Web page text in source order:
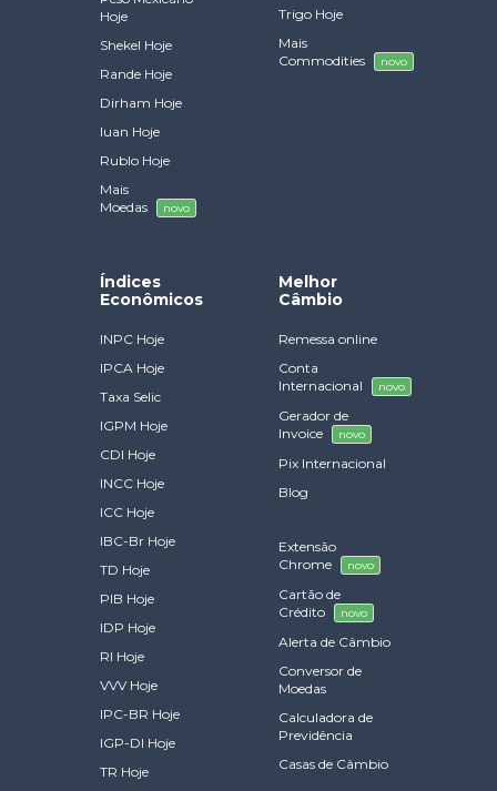
Hoje
Shekel Hoje
Rande Hoje
Dirham Hoje
Iuan Hoje
Rublo Hoje
Mais
Moedas
novo
Trigo Hoje
Mais
Commodities
novo
Índices
Econômicos
INPC Hoje
IPCA Hoje
Taxa Selic
IGPM Hoje
CDI Hoje
INCC Hoje
ICC Hoje
IBC-Br Hoje
TD Hoje
PIB Hoje
IDP Hoje
RI Hoje
VVV Hoje
IPC-BR Hoje
IGP-DI Hoje
TR Hoje
Melhor
Câmbio
Remessa online
Conta
Internacional
novo
Gerador de
Invoice
novo
Pix Internacional
Blog
Extensão
Chrome
novo
Cartão de
Crédito
novo
Alerta de Câmbio
Conversor de
Moedas
Calculadora de
Previdência
Casas de Câmbio